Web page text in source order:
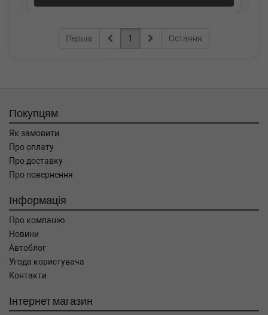
Перша 1 Остання
Покупцям
Як замовити
Про оплату
Про доставку
Про повернення
Інформація
Про компанію
Новини
Автоблог
Угода користувача
Контакти
Інтернет магазин